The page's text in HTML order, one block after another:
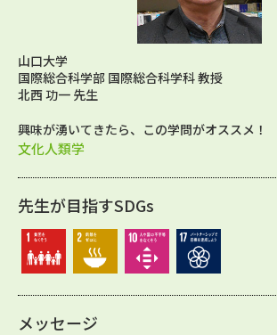
山口大学
国際総合科学部 国際総合科学科 教授
北西 功一 先生
興味が湧いてきたら、この学問がオススメ！
文化人類学
先生が目指すSDGs
メッセージ